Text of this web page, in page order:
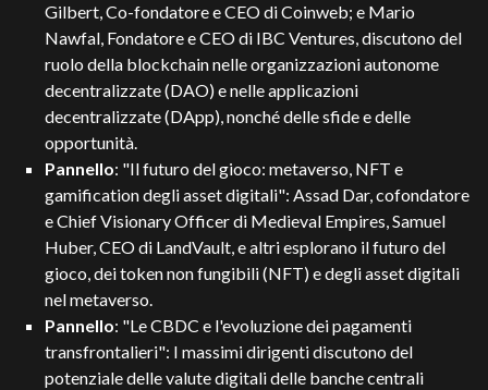
Gilbert, Co-fondatore e CEO di Coinweb; e Mario
Nawfal, Fondatore e CEO di IBC Ventures, discutono del
ruolo della blockchain nelle organizzazioni autonome
decentralizzate (DAO) e nelle applicazioni
decentralizzate (DApp), nonché delle sfide e delle
opportunità.
Pannello: "Il futuro del gioco: metaverso, NFT e
gamification degli asset digitali": Assad Dar, cofondatore
e Chief Visionary Officer di Medieval Empires, Samuel
Huber, CEO di LandVault, e altri esplorano il futuro del
gioco, dei token non fungibili (NFT) e degli asset digitali
nel metaverso.
Pannello: "Le CBDC e l'evoluzione dei pagamenti
transfrontalieri": I massimi dirigenti discutono del
potenziale delle valute digitali delle banche centrali